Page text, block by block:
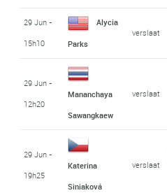
29 Jun -
15h10
Alycia
Parks
verslaat
29 Jun -
12h20
Mananchaya
Sawangkaew
verslaat
29 Jun -
19h25
Katerina
Siniaková
verslaat